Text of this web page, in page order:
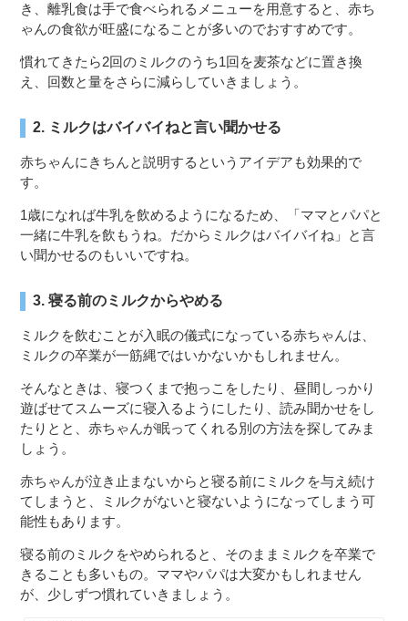
き、離乳食は手で食べられるメニューを用意すると、赤ち
ゃんの食欲が旺盛になることが多いのでおすすめです。
慣れてきたら2回のミルクのうち1回を麦茶などに置き換
え、回数と量をさらに減らしていきましょう。
2. ミルクはバイバイねと言い聞かせる
赤ちゃんにきちんと説明するというアイデアも効果的で
す。
1歳になれば牛乳を飲めるようになるため、「ママとパパと
一緒に牛乳を飲もうね。だからミルクはバイバイね」と言
い聞かせるのもいいですね。
3. 寝る前のミルクからやめる
ミルクを飲むことが入眠の儀式になっている赤ちゃんは、
ミルクの卒業が一筋縄ではいかないかもしれません。
そんなときは、寝つくまで抱っこをしたり、昼間しっかり
遊ばせてスムーズに寝入るようにしたり、読み聞かせをし
たりとと、赤ちゃんが眠ってくれる別の方法を探してみま
しょう。
赤ちゃんが泣き止まないからと寝る前にミルクを与え続け
てしまうと、ミルクがないと寝ないようになってしまう可
能性もあります。
寝る前のミルクをやめられると、そのままミルクを卒業で
きることも多いもの。ママやパパは大変かもしれません
が、少しずつ慣れていきましょう。